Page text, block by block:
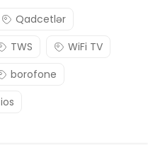
Qadcetlər
TWS
WiFi TV
borofone
ios